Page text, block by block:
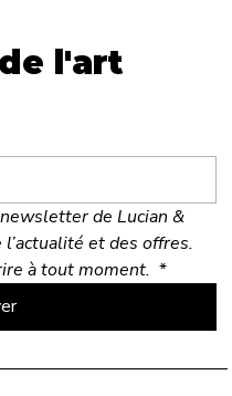
de Lucian &
et des offres.
à tout moment. *
l'art